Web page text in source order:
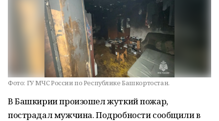
Фото: ГУ МЧС России по Республике Башкортостан.
В Башкирии произошел жуткий пожар,
пострадал мужчина. Подробности сообщили в